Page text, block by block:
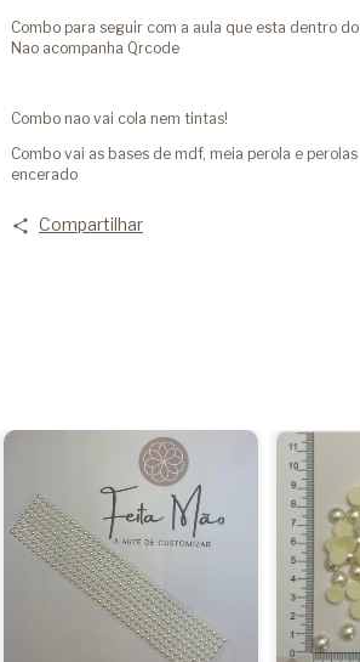
Combo para seguir com a aula que esta dentro
Nao acompanha Qrcode
Combo nao vai cola nem tintas!
Combo vai as bases de mdf, meia perola e
encerado
Compartilhar